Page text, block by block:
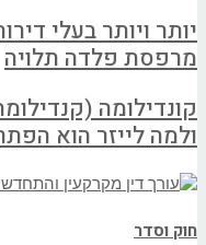
יותר ויותר בעלי
מרפסת פלדה תלויה
קונדילומה
ולמה לייזר הוא
חוק וסדר